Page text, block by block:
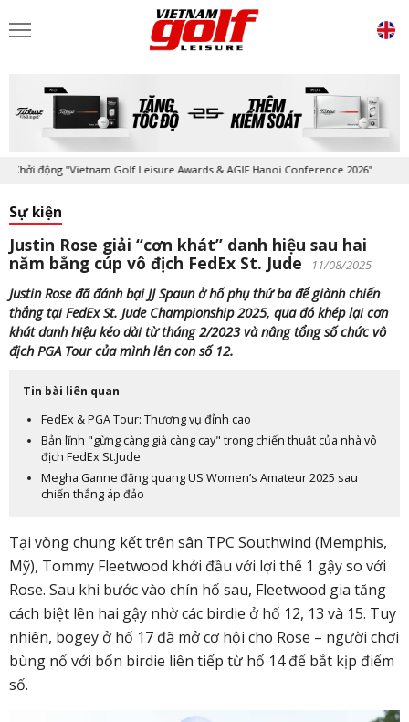
động "Vietnam Golf Leisure Awards & AGIF Hanoi Conference 2026"
Sự kiện
Justin Rose giải “cơn khát” danh hiệu sau hai
năm bằng cúp vô địch FedEx St. Jude
11/08/2025
Justin Rose đã đánh bại JJ Spaun ở hố phụ thứ ba để giành chiến
thắng tại FedEx St. Jude Championship 2025, qua đó khép lại cơn
khát danh hiệu kéo dài từ tháng 2/2023 và nâng tổng số chức vô
địch PGA Tour của mình lên con số 12.
Tin bài liên quan
FedEx & PGA Tour: Thương vụ đỉnh cao
Bản lĩnh "gừng càng già càng cay" trong chiến thuật của nhà vô
địch FedEx St.Jude
Megha Ganne đăng quang US Women’s Amateur 2025 sau
chiến thắng áp đảo
Tại vòng chung kết trên sân TPC Southwind (Memphis,
Mỹ), Tommy Fleetwood khởi đầu với lợi thế 1 gậy so với
Rose. Sau khi bước vào chín hố sau, Fleetwood gia tăng
cách biệt lên hai gậy nhờ các birdie ở hố 12, 13 và 15. Tuy
nhiên, bogey ở hố 17 đã mở cơ hội cho Rose – người chơi
bùng nổ với bốn birdie liên tiếp từ hố 14 để bắt kịp điểm
số.